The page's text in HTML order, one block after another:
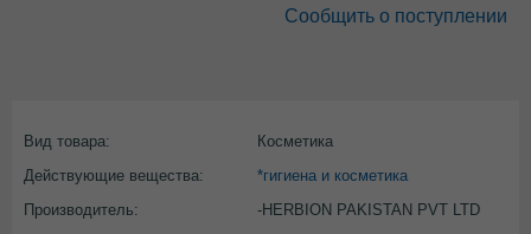
Сообщить о поступлении
Вид товара:
Косметика
Действующие вещества:
*гигиена и косметика
Производитель:
-HERBION PAKISTAN PVT LTD